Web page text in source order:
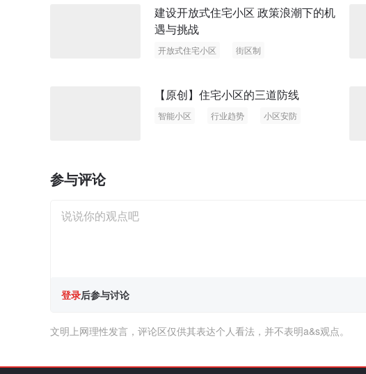
建设开放式住宅小区 政策浪潮下的机
遇与挑战
开放式住宅小区 街区制
【原创】住宅小区的三道防线
智能小区 行业趋势 小区安防
参与评论
登录后参与讨论
文明上网理性发言，评论区仅供其表达个人看法，并不表明a&s观点。